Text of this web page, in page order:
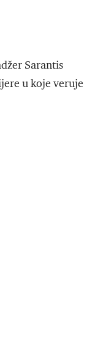
Sarantis
u koje veruje